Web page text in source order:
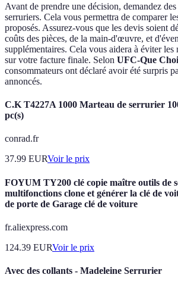
Avant de prendre une décision, demandez
serruriers. Cela vous permettra de comparer
proposés. Assurez-vous que les devis soient
coûts des pièces, de la main-d'œuvre, et
supplémentaires. Cela vous aidera à éviter les
sur votre facture finale. Selon UFC-Que
consommateurs ont déclaré avoir été surpris
annoncés.
C.K T4227A 1000 Marteau de serrurier
pc(s)
conrad.fr
37.99 EURVoir le prix
FOYUM TY200 clé copie maître outils de
multifonctions clone et générer la clé de
de porte de Garage clé de voiture
fr.aliexpress.com
124.39 EURVoir le prix
Avec des collants - Madeleine Serrurier